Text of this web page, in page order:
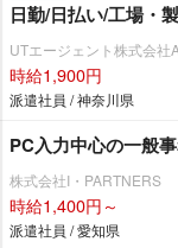
日勤/日払い/工場・
UTエージェント株式会社
時給1,900円
派遣社員 / 神奈川県
PC入力中心の一般
株式会社I・PARTNERS
時給1,400円～
派遣社員 / 愛知県